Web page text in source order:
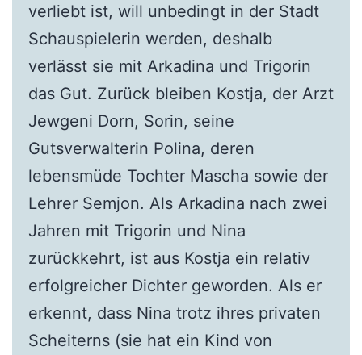
verliebt ist, will unbedingt in der Stadt
Schauspielerin werden, deshalb
verlässt sie mit Arkadina und Trigorin
das Gut. Zurück bleiben Kostja, der Arzt
Jewgeni Dorn, Sorin, seine
Gutsverwalterin Polina, deren
lebensmüde Tochter Mascha sowie der
Lehrer Semjon. Als Arkadina nach zwei
Jahren mit Trigorin und Nina
zurückkehrt, ist aus Kostja ein relativ
erfolgreicher Dichter geworden. Als er
erkennt, dass Nina trotz ihres privaten
Scheiterns (sie hat ein Kind von